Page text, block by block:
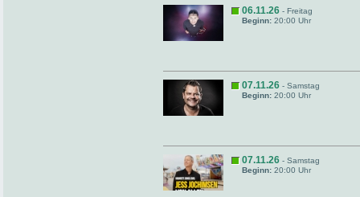
06.11.26 - Freitag
Beginn: 20:00 Uhr
07.11.26 - Samstag
Beginn: 20:00 Uhr
07.11.26 - Samstag
Beginn: 20:00 Uhr